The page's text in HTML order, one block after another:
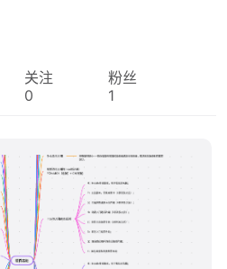
关注
0
粉丝
1
boardmix